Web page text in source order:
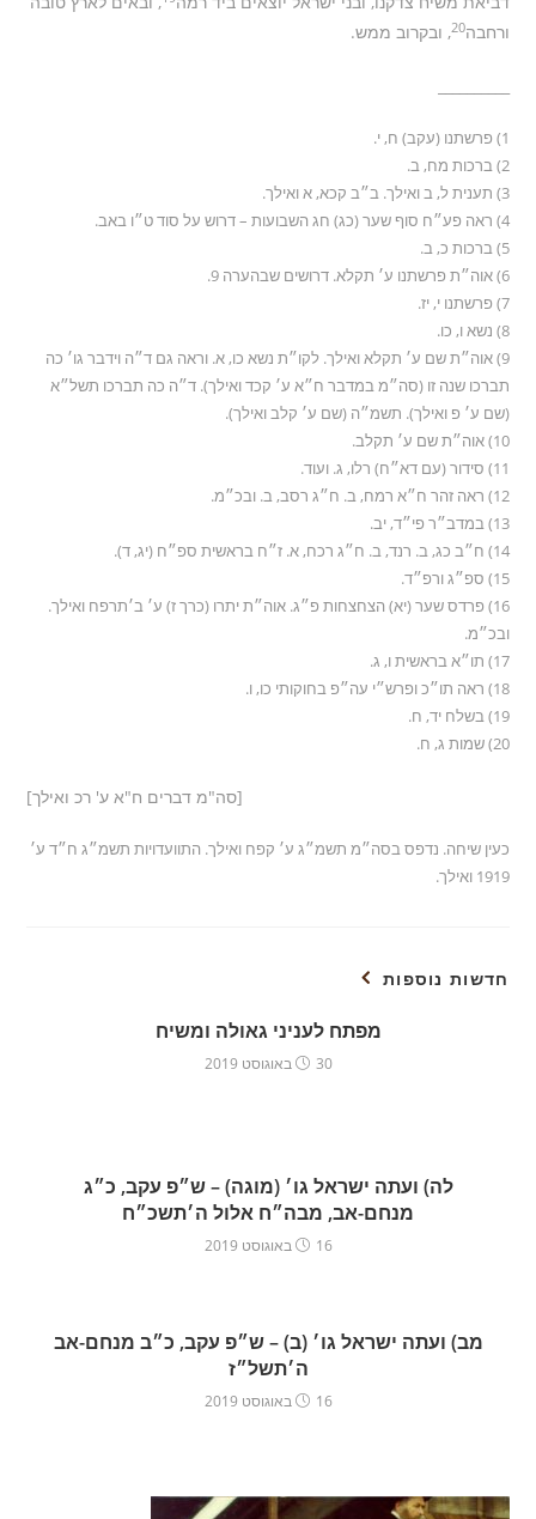
ורחבה20, ובקרוב ממש.
1) פרשתנו (עקב) ח, י.
2) ברכות מח, ב.
3) תענית ל, ב ואילך. ב״ב קכא, א ואילך.
4) ראה פע״ח סוף שער (כג) חג השבועות – דרוש על סוד ט״ו באב.
5) ברכות כ, ב.
6) אוה״ת פרשתנו ע׳ תקלא. דרושים שבהערה 9.
7) פרשתנו י, יז.
8) נשא ו, כו.
9) אוה״ת שם ע׳ תקלא ואילך. לקו״ת נשא כו, א. וראה גם ד״ה וידבר גו׳ כה
תברכו שנה זו (סה״מ במדבר ח״א ע׳ קכד ואילך). ד״ה כה תברכו תשל״א
(שם ע׳ פ ואילך). תשמ״ה (שם ע׳ קלב ואילך).
10) אוה״ת שם ע׳ תקלב.
11) סידור (עם דא״ח) רלו, ג. ועוד.
12) ראה זהר ח״א רמח, ב. ח״ג רסב, ב. ובכ״מ.
13) במדב״ר פי״ד, יב.
14) ח״ב כג, ב. רנד, ב. ח״ג רכח, א. ז״ח בראשית ספ״ח (יג, ד).
15) ספ״ג ורפ״ד.
16) פרדס שער (יא) הצחצחות פ״ג. אוה״ת יתרו (כרך ז) ע׳ ב׳תרפח ואילך.
ובכ״מ.
17) תו״א בראשית ו, ג.
18) ראה תו״כ ופרש״י עה״פ בחוקותי כו, ו.
19) בשלח יד, ח.
20) שמות ג, ח.
[סה"מ דברים ח"א ע' רכ ואילך]
כעין שיחה. נדפס בסה״מ תשמ״ג ע׳ קפח ואילך. התוועדויות תשמ״ג ח״ד ע׳
1919 ואילך.
חדשות נוספות
מפתח לעניני גאולה ומשיח
30 באוגוסט 2019
לה) ועתה ישראל גו׳ (מוגה) – ש״פ עקב, כ״ג
מנחם-אב, מבה״ח אלול ה׳תשכ״ח
16 באוגוסט 2019
מב) ועתה ישראל גו׳ (ב) – ש״פ עקב, כ״ב מנחם-אב
ה׳תשל״ז
16 באוגוסט 2019